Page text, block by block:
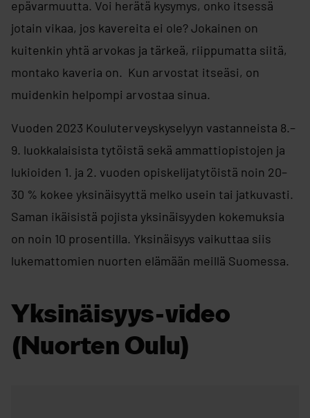
epävarmuutta. Voi herätä kysymys, onko itsessä
jotain vikaa, jos kavereita ei ole? Jokainen on
kuitenkin yhtä arvokas ja tärkeä, riippumatta siitä,
montako kaveria on. Kun arvostat itseäsi, on
muidenkin helpompi arvostaa sinua.
Vuoden 2023 Kouluterveyskyselyyn vastanneista 8.–
9. luokkalaisista tytöistä sekä ammattiopistojen ja
lukioiden 1. ja 2. vuoden opiskelijatytöistä noin 20–
30 % kokee yksinäisyyttä melko usein tai jatkuvasti.
Saman ikäisistä pojista yksinäisyyden kokemuksia
on noin 10 prosentilla. Yksinäisyys vaikuttaa siis
lukemattomien nuorten elämään meillä Suomessa.
Yksinäisyys-video
(Nuorten Oulu)